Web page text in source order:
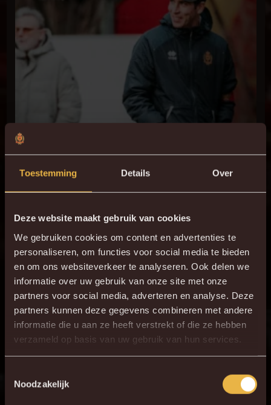
Toestemming Details Over
Deze website maakt gebruik van cookies
We gebruiken cookies om content en advertenties te
personaliseren, om functies voor social media te bieden
en om ons websiteverkeer te analyseren. Ook delen we
informatie over uw gebruik van onze site met onze
partners voor social media, adverteren en analyse. Deze
partners kunnen deze gegevens combineren met andere
informatie die u aan ze heeft verstrekt of die ze hebben
verzameld op basis van uw gebruik van hun services.
Noodzakelijk